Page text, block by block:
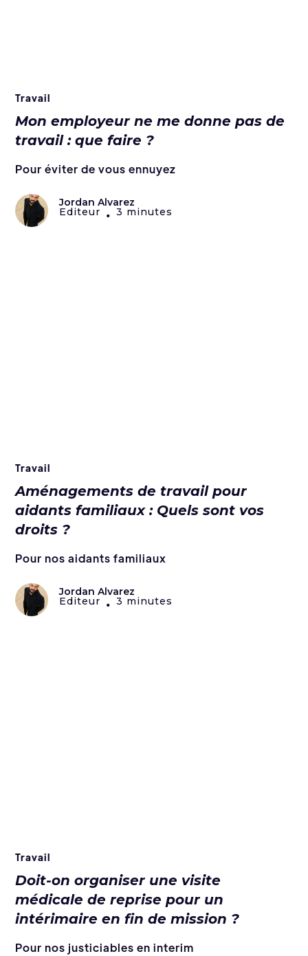
Travail
Mon employeur ne me donne pas de
travail : que faire ?
Pour éviter de vous ennuyez
Jordan Alvarez
Editeur • 3 minutes
Travail
Aménagements de travail pour
aidants familiaux : Quels sont vos
droits ?
Pour nos aidants familiaux
Jordan Alvarez
Editeur • 3 minutes
Travail
Doit-on organiser une visite
médicale de reprise pour un
intérimaire en fin de mission ?
Pour nos justiciables en interim